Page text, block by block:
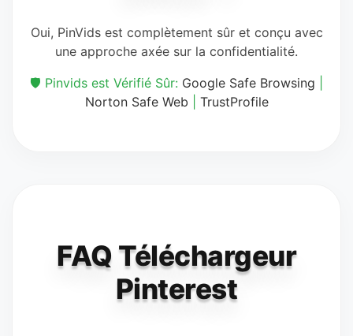
Oui, PinVids est complètement sûr et conçu avec
une approche axée sur la confidentialité.
🛡️ Pinvids est Vérifié Sûr: Google Safe Browsing
Norton Safe Web
TrustProfile
FAQ Téléchargeur
Pinterest